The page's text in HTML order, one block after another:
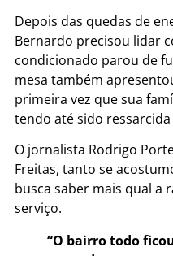
Depois das quedas de
Bernardo precisou lidar
condicionado parou de
mesa também
primeira vez que sua
tendo até sido
O jornalista Rodrigo
Freitas, tanto se
busca saber mais qual a
serviço.
“O bairro todo